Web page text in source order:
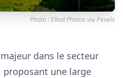
Photo : ERod Photos via Pexels
dans le secteur
proposant une large